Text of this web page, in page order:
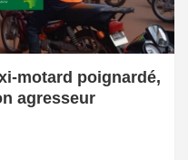
motard poignardé,
agresseur